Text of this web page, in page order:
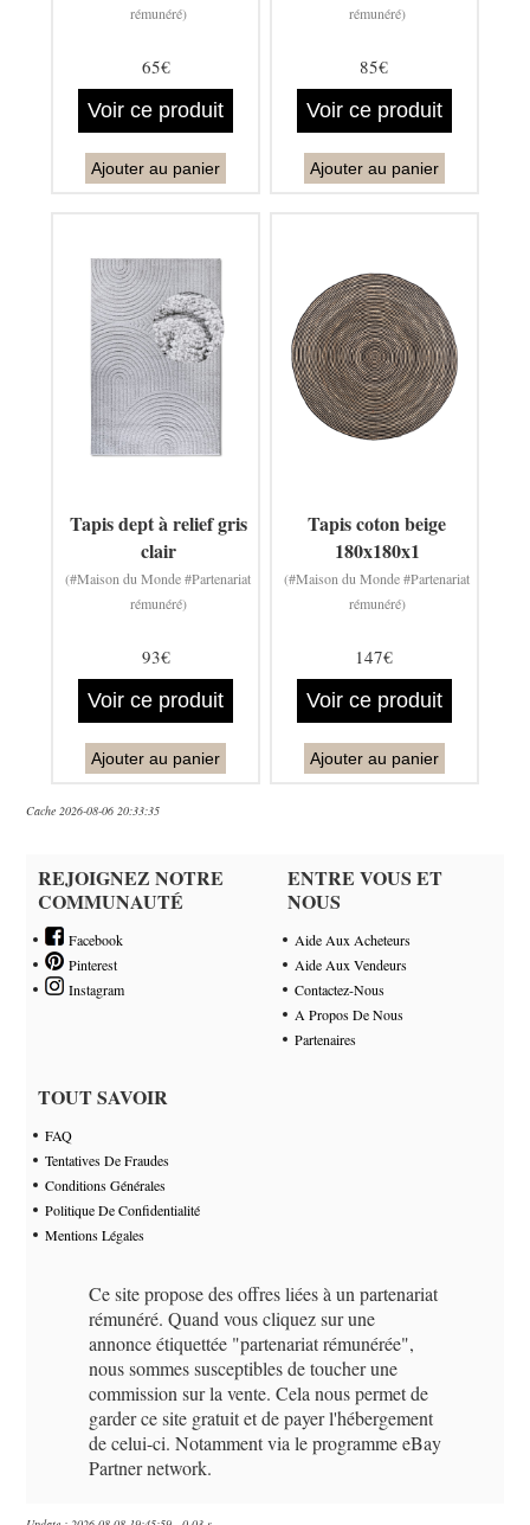
rémunéré)
65€
Voir ce produit
Ajouter au panier
rémunéré)
85€
Voir ce produit
Ajouter au panier
Tapis dept à relief gris
clair
(#Maison du Monde #Partenariat
rémunéré)
93€
Voir ce produit
Ajouter au panier
Tapis coton beige
180x180x1
(#Maison du Monde #Partenariat
rémunéré)
147€
Voir ce produit
Ajouter au panier
Cache 2026-08-06 20:33:35
REJOIGNEZ NOTRE
COMMUNAUTÉ
Facebook
Pinterest
Instagram
ENTRE VOUS ET
NOUS
Aide Aux Acheteurs
Aide Aux Vendeurs
Contactez-Nous
A Propos De Nous
Partenaires
TOUT SAVOIR
FAQ
Tentatives De Fraudes
Conditions Générales
Politique De Confidentialité
Mentions Légales
Ce site propose des offres liées à un partenariat
rémunéré. Quand vous cliquez sur une
annonce étiquettée "partenariat rémunérée",
nous sommes susceptibles de toucher une
commission sur la vente. Cela nous permet de
garder ce site gratuit et de payer l'hébergement
de celui-ci. Notamment via le programme eBay
Partner network.